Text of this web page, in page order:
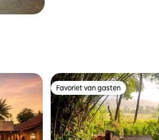
Favoriet van gasten
Favoriet van gasten